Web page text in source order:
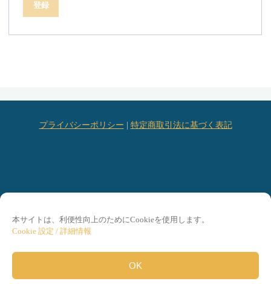
本サイトは、利便性向上のためにCookieを使用します。
Cookie 設定 / 詳細情報
OK
登録
プライバシーポリシー | 特定商取引法に基づく表記
©2026 Tergar Japan